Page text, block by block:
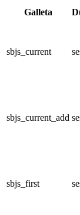
Galleta
sbjs_current
sbjs_current_add
sbjs_first